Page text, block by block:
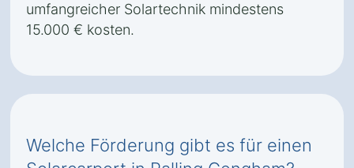
umfangreicher Solartechnik mindestens
15.000 € kosten.
Welche Förderung gibt es für einen